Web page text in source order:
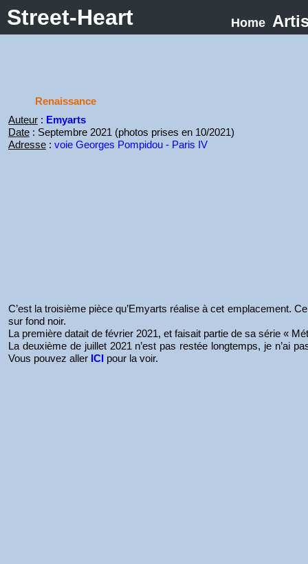
Street-Heart Home
Renaissance
Auteur: Emyarts
Date: Septembre 2021 (photos prises en 10/2021)
Adresse: voie Georges Pompidou - Paris IV
C’est la troisième pièce qu’Emyarts réalise à cet emplacement.
sur fond noir.
La première datait de février 2021, et faisait partie de sa série «
La deuxième de juillet 2021 n’est pas restée longtemps, je n’ai
Vous pouvez aller ICI pour la voir.